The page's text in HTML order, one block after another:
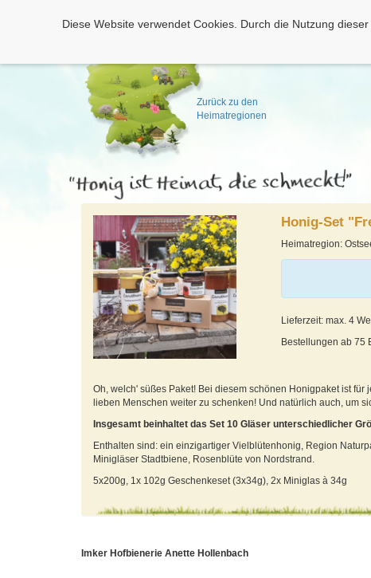
Zurück zu den
Heimatregionen
Diese Website verwendet Cookies. Durch die Nutzung
Honig-Set
Heimatregion:
Lieferzeit: max. 4
Bestellungen ab 75
Oh, welch' süßes Paket! Bei diesem schönen Honigpaket ist
lieben Menschen weiter zu schenken! Und natürlich auch, um
Insgesamt beinhaltet das Set 10 Gläser unterschiedlicher
Enthalten sind: ein einzigartiger Vielblütenhonig, Region
Minigläser Stadtbiene, Rosenblüte von Nordstrand.
5x200g, 1x 102g Geschenkeset (3x34g), 2x Miniglas à 34g
Imker Hofbienerie Anette Hollenbach